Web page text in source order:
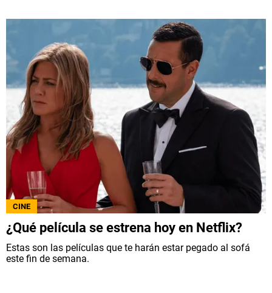
CINE
¿Qué película se estrena hoy en Netflix?
Estas son las películas que te harán estar pegado al sofá
este fin de semana.